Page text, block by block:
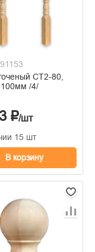
СТ2-80,
80*80*1100мм /4/
₽/шт
15 шт
В корзину